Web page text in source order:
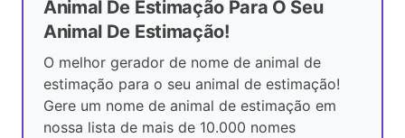
Animal De Estimação Para O Seu
Animal De Estimação!
O melhor gerador de nome de animal de
estimação para o seu animal de estimação!
Gere um nome de animal de estimação em
nossa lista de mais de 10.000 nomes